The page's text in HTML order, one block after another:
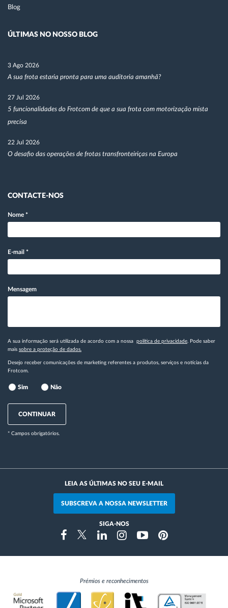
Blog
ÚLTIMAS NO NOSSO BLOG
3 Ago 2026
A sua frota estaria pronta para uma auditoria amanhã?
27 Jul 2026
5 funcionalidades do Frotcom de que a sua frota com motorização mista
precisa
22 Jul 2026
O desafio das operações de frotas transfronteiriças na Europa
CONTACTE-NOS
Nome *
E-mail *
Mensagem
A sua informação será utilizada de acordo com a nossa política de privacidade . Pode saber
mais sobre a proteção de dados.
Desejo receber comunicações de marketing referentes a produtos, serviços e notícias da
Frotcom.
Sim Não
CONTINUAR
* Campos obrigatórios.
LEIA AS ÚLTIMAS NO SEU E-MAIL
SUBSCREVA A NOSSA NEWSLETTER
SIGA-NOS
FacebookTwitterLinkedinInstragramYoutubePinterest
Prémios e reconhecimentos